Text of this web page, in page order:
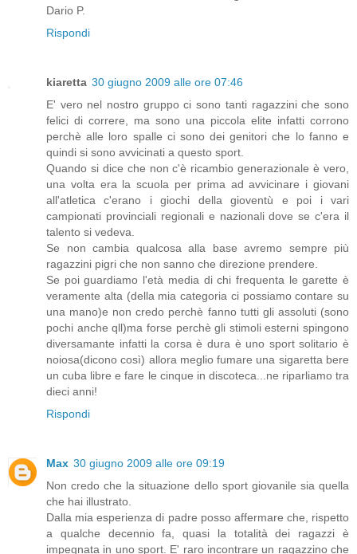
Dario P.
Rispondi
kiaretta 30 giugno 2009 alle ore 07:46
E' vero nel nostro gruppo ci sono tanti ragazzini che sono
felici di correre, ma sono una piccola elite infatti corrono
perchè alle loro spalle ci sono dei genitori che lo fanno e
quindi si sono avvicinati a questo sport.
Quando si dice che non c'è ricambio generazionale è vero,
una volta era la scuola per prima ad avvicinare i giovani
all'atletica c'erano i giochi della gioventù e poi i vari
campionati provinciali regionali e nazionali dove se c'era il
talento si vedeva.
Se non cambia qualcosa alla base avremo sempre più
ragazzini pigri che non sanno che direzione prendere.
Se poi guardiamo l'età media di chi frequenta le garette è
veramente alta (della mia categoria ci possiamo contare su
una mano)e non credo perchè fanno tutti gli assoluti (sono
pochi anche qll)ma forse perchè gli stimoli esterni spingono
diversamante infatti la corsa è dura è uno sport solitario è
noiosa(dicono così) allora meglio fumare una sigaretta bere
un cuba libre e fare le cinque in discoteca...ne riparliamo tra
dieci anni!
Rispondi
Max 30 giugno 2009 alle ore 09:19
Non credo che la situazione dello sport giovanile sia quella
che hai illustrato.
Dalla mia esperienza di padre posso affermare che, rispetto
a qualche decennio fa, quasi la totalità dei ragazzi è
impegnata in uno sport. E' raro incontrare un ragazzino che